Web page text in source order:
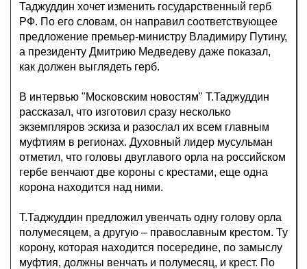
Таджуддин хочет изменить государственный герб
РФ. По его словам, он направил соответствующее
предложение премьер-министру Владимиру Путину,
а президенту Дмитрию Медведеву даже показал,
как должен выглядеть герб.
В интервью "Московским новостям" Т.Таджуддин
рассказал, что изготовил сразу несколько
экземпляров эскиза и разослал их всем главным
муфтиям в регионах. Духовный лидер мусульман
отметил, что головы двуглавого орла на российском
гербе венчают две короны с крестами, еще одна
корона находится над ними.
Т.Таджуддин предложил увенчать одну голову орла
полумесяцем, а другую – православным крестом. Ту
корону, которая находится посередине, по замыслу
муфтия, должны венчать и полумесяц, и крест. По